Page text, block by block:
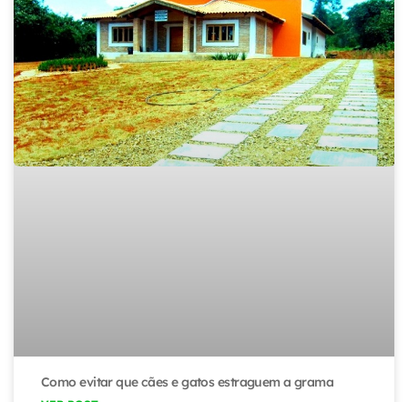
Como evitar que cães e gatos estraguem a grama